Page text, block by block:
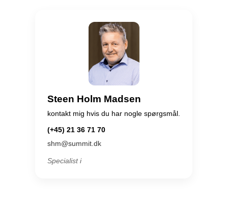
Steen Holm Madsen
kontakt mig hvis du har nogle spørgsmål.
(+45) 21 36 71 70
shm@summit.dk
Specialist i